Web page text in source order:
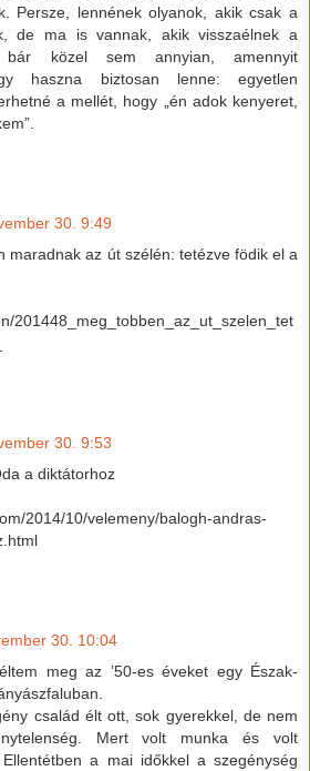
Persze, lennének olyanok, akik csak a
de ma is vannak, akik visszaélnek a
bár közel sem annyian, amennyit
haszna biztosan lenne: egyetlen
a mellét, hogy „én adok kenyeret,
30. 9:49
maradnak az út szélén: tetézve födik el a
201448_meg_tobben_az_ut_szelen_tet
30. 9:53
a diktátorhoz
2014/10/velemeny/balogh-andras-
30. 10:04
meg az ’50-es éveket egy Észak-
család élt ott, sok gyerekkel, de nem
Mert volt munka és volt
Ellentétben a mai időkkel a szegénység